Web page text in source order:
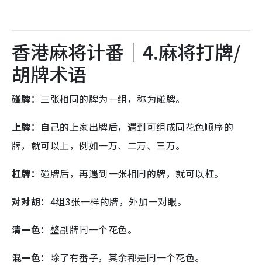
香港麻将计番｜4.麻将打牌/
胡牌术语
碰牌： 三张相同的牌为一组，称为碰牌。
上牌： 自己的上家出牌后，遇到可组成同花色顺序的
牌，就可以上，例如一万、二万、三万。
杠牌：碰牌后，再遇到一张相同的牌，就可以杠。
对对胡： 4组3张一样的牌，外加一对眼。
清一色： 整副牌同一个花色。
混一色： 除了有番子，其余都是同一个花色。